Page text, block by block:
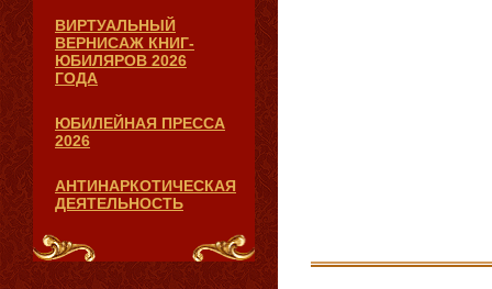
ВИРТУАЛЬНЫЙ
ВЕРНИСАЖ КНИГ-
ЮБИЛЯРОВ 2026
ГОДА
ЮБИЛЕЙНАЯ ПРЕССА
2026
АНТИНАРКОТИЧЕСКАЯ
ДЕЯТЕЛЬНОСТЬ